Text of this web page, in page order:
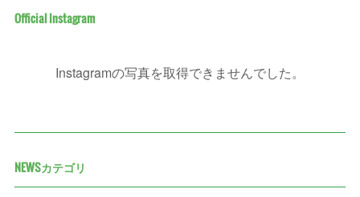
Official Instagram
Instagramの写真を取得できませんでした。
NEWSカテゴリ